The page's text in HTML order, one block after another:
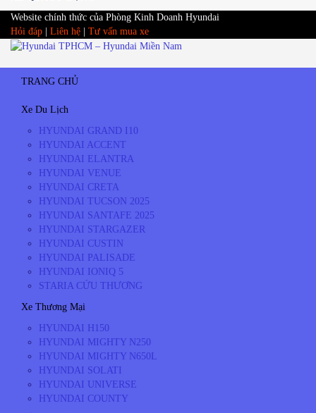
Website chính thức của Phòng Kinh Doanh Hyundai
Hỏi đáp
Liên hệ Tư vấn mua xe
TRANG CHỦ
Xe Du Lịch
HYUNDAI GRAND I10
HYUNDAI ACCENT
HYUNDAI ELANTRA
HYUNDAI VENUE
HYUNDAI CRETA
HYUNDAI TUCSON 2025
HYUNDAI SANTAFE 2025
HYUNDAI STARGAZER
HYUNDAI CUSTIN
HYUNDAI PALISADE
HYUNDAI IONIQ 5
STARIA CỨU THƯƠNG
Xe Thương Mại
HYUNDAI H150
HYUNDAI MIGHTY N250
HYUNDAI MIGHTY N650L
HYUNDAI SOLATI
HYUNDAI UNIVERSE
HYUNDAI COUNTY